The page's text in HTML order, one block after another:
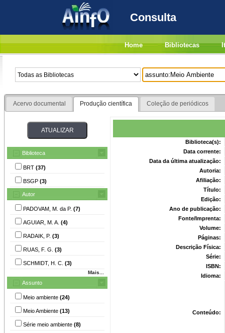
Consulta
Home Bibliotecas
Acervo documental Produção científica Coleção de periódicos
Biblioteca
BRT (37)
BSGP (3)
Autor
PADOVAM, M. da P. (7)
AGUIAR, M. A. (4)
RADAIK, P. (3)
RUAS, F. G. (3)
SCHMIDT, H. C. (3)
Mais...
Assunto
Meio ambiente (24)
Meio Ambiente (13)
Série meio ambiente (8)
Biblioteca(s):
Data corrente:
Data da última atualização:
Autoria:
Afiliação:
Título:
Edição:
Ano de publicação:
Fonte/Imprenta:
Volume:
Páginas:
Descrição Física:
Série:
ISBN:
Idioma:
Conteúdo: